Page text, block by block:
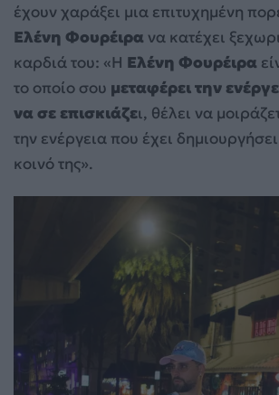
έχουν χαράξει μια επιτυχημένη
Ελένη Φουρέιρα να κατέχει
καρδιά του: «Η Ελένη Φουρέιρα
το οποίο σου μεταφέρει την
να σε επισκιάζει, θέλει να
την ενέργεια που έχει
κοινό της».